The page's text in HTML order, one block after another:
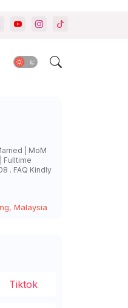
| MoM
Fulltime
. FAQ Kindly
Malaysia
Tiktok